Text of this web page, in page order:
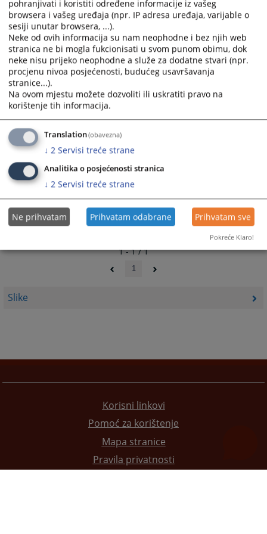
Slike
select
a
date.
Press
the
question
mark
key
get
the
keyboard
shortcuts
for
dates.
select
date.
Press
the
question
mark
keyboard
shortcuts
for
dates.
1 - 1 / 1
1
Korisni linkovi
Pomoć za korištenje
Mapa stranice
Pravila privatnosti
pohranjivati i koristiti određene informacije iz vašeg
browsera i vašeg uređaja (npr. IP adresa uređaja, varijable o
sesiji unutar browsera, ...).
Neke od ovih informacija su nam neophodne i bez njih web
stranica ne bi mogla fukcionisati u svom punom obimu, dok
neke nisu prijeko neophodne a služe za dodatne stvari (npr.
procjenu nivoa posjećenosti, budućeg usavršavanja
stranice...).
Na ovom mjestu možete dozvoliti ili uskratiti pravo na
korištenje tih informacija.
Translation(obavezna)
↓ 2 Servisi treće strane
Analitika o posjećenosti stranica
↓ 2 Servisi treće strane
Ne prihvatam Prihvatam odabrane Prihvatam sve
Pokreće Klaro!